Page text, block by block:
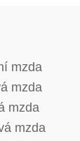
mzda
mzda
mzda
mzda